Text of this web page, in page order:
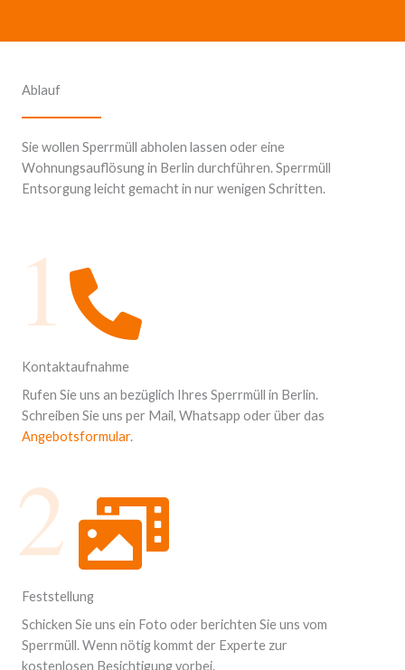
Ablauf
Sie wollen Sperrmüll abholen lassen oder eine
Wohnungsauflösung in Berlin durchführen. Sperrmüll
Entsorgung leicht gemacht in nur wenigen Schritten.
1
Kontaktaufnahme
Rufen Sie uns an bezüglich Ihres Sperrmüll in Berlin.
Schreiben Sie uns per Mail, Whatsapp oder über das
Angebotsformular.
2
Feststellung
Schicken Sie uns ein Foto oder berichten Sie uns vom
Sperrmüll. Wenn nötig kommt der Experte zur
kostenlosen Besichtigung vorbei.